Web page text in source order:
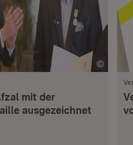
mit der
ausgezeichnet